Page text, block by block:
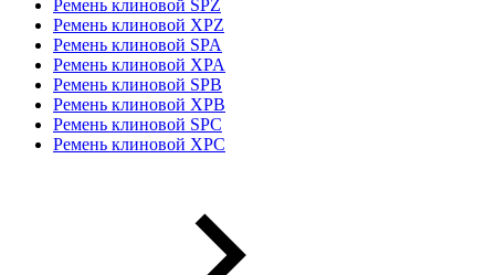
Ремень клиновой SPZ
Ремень клиновой XPZ
Ремень клиновой SPA
Ремень клиновой XPA
Ремень клиновой SPB
Ремень клиновой XPB
Ремень клиновой SPC
Ремень клиновой XPC